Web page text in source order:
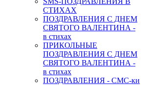
СТИХАХ
ПОЗДРАВЛЕНИЯ С ДНЕМ
СВЯТОГО ВАЛЕНТИНА -
в стихах
ПРИКОЛЬНЫЕ
ПОЗДРАВЛЕНИЯ С ДНЕМ
СВЯТОГО ВАЛЕНТИНА -
в стихах
ПОЗДРАВЛЕНИЯ - СМС-ки